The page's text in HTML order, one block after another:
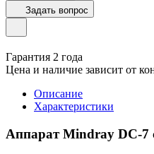
Задать вопрос
Гарантия 2 года
Цена и наличие зависит от
Описание
Характеристики
Аппарат Mindray DC-7